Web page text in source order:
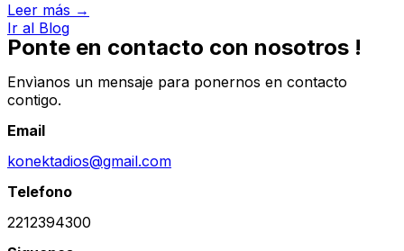
Leer más →
Ir al Blog
Ponte en contacto con nosotros !
Envìanos un mensaje para ponernos en contacto
contigo.
Email
konektadios@gmail.com
Telefono
2212394300